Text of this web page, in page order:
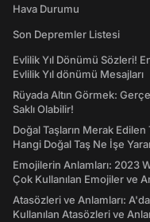
Hava Durumu
Son Depremler Listesi
Evlilik Yıl Dönümü Sözleri!
Evlilik Yıl dönümü Mesajları
Rüyada Altın Görmek:
Saklı Olabilir!
Doğal Taşların Merak
Hangi Doğal Taş Ne İşe
Emojilerin Anlamları: 2023
Çok Kullanılan Emojiler ve
Atasözleri ve Anlamları:
Kullanılan Atasözleri ve